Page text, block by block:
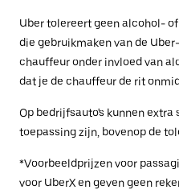
Uber tolereert geen alcohol-
die gebruikmaken van de
chauffeur onder invloed van
dat je de chauffeur de rit
Op bedrijfsauto's kunnen
toepassing zijn, bovenop de
*Voorbeeldprijzen voor
voor UberX en geven geen